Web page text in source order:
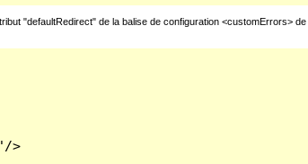
"defaultRedirect" de la balise de configuration <customErrors>
>